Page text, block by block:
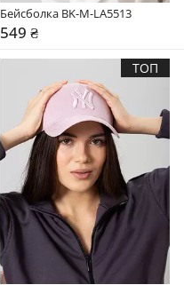
Бейсболка BK-M-LA5513
549 ₴
ТОП